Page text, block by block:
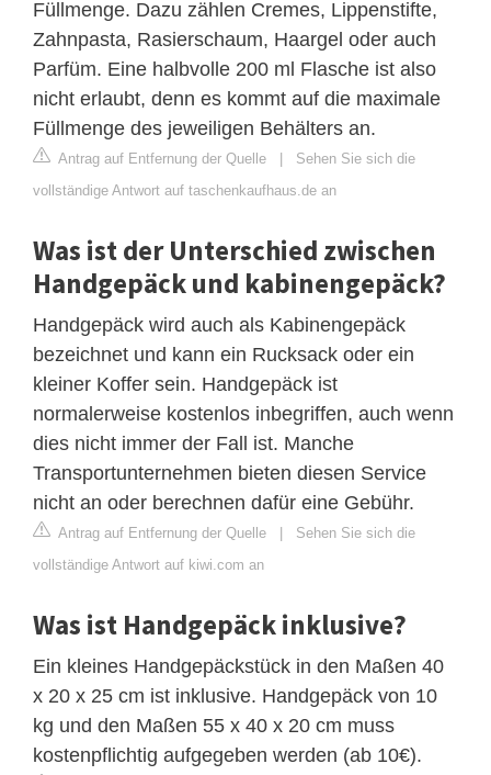
Füllmenge. Dazu zählen Cremes, Lippenstifte,
Zahnpasta, Rasierschaum, Haargel oder auch
Parfüm. Eine halbvolle 200 ml Flasche ist also
nicht erlaubt, denn es kommt auf die maximale
Füllmenge des jeweiligen Behälters an.
Antrag auf Entfernung der Quelle | Sehen Sie sich die
vollständige Antwort auf taschenkaufhaus.de an
Was ist der Unterschied zwischen
Handgepäck und kabinengepäck?
Handgepäck wird auch als Kabinengepäck
bezeichnet und kann ein Rucksack oder ein
kleiner Koffer sein. Handgepäck ist
normalerweise kostenlos inbegriffen, auch wenn
dies nicht immer der Fall ist. Manche
Transportunternehmen bieten diesen Service
nicht an oder berechnen dafür eine Gebühr.
Antrag auf Entfernung der Quelle | Sehen Sie sich die
vollständige Antwort auf kiwi.com an
Was ist Handgepäck inklusive?
Ein kleines Handgepäckstück in den Maßen 40
x 20 x 25 cm ist inklusive. Handgepäck von 10
kg und den Maßen 55 x 40 x 20 cm muss
kostenpflichtig aufgegeben werden (ab 10€).